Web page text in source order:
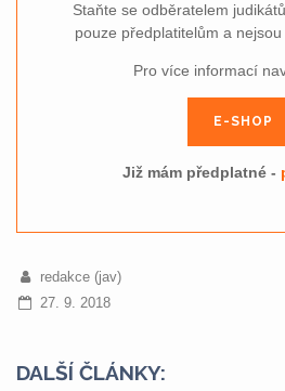
Staňte se odběratelem
pouze předplatitelům a
Pro více informací
E-SHOP
Již mám předplatné -
redakce (jav)
27. 9. 2018
DALŠÍ ČLÁNKY: